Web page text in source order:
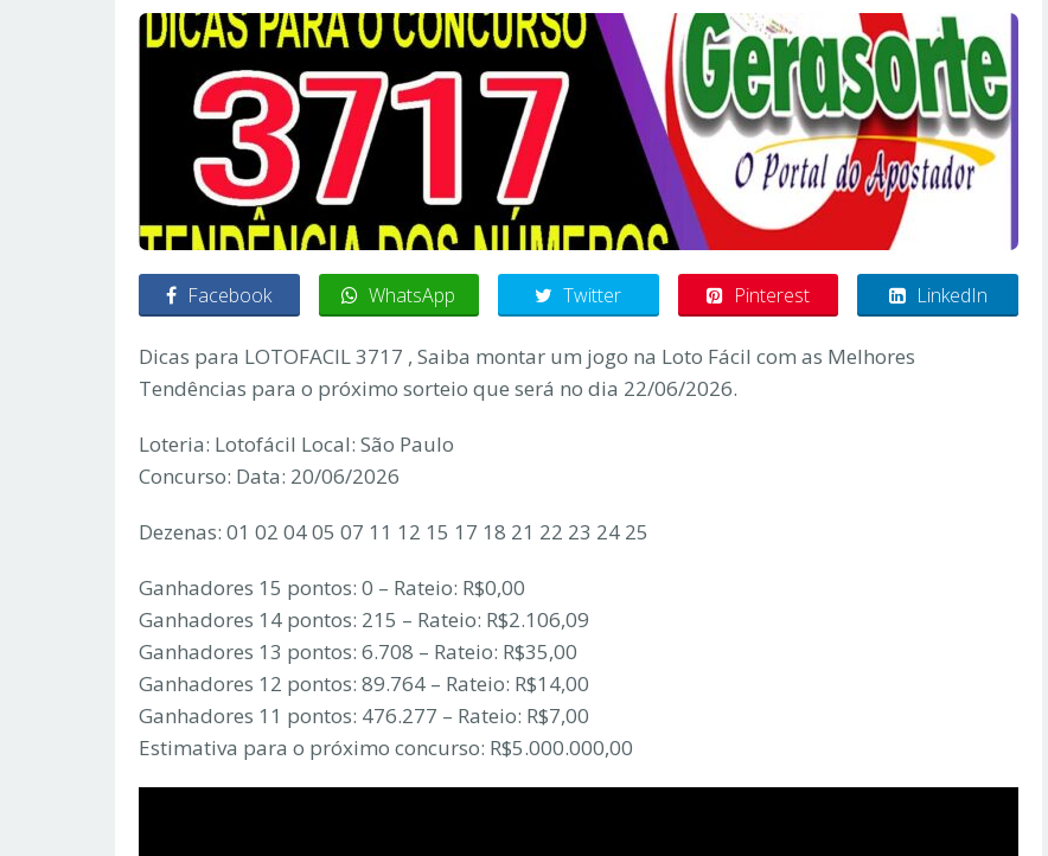
Facebook WhatsApp Twitter Pinterest LinkedIn
Dicas para LOTOFACIL 3717 , Saiba montar um jogo na Loto Fácil com as Melhores
Tendências para o próximo sorteio que será no dia 22/06/2026.
Loteria: Lotofácil Local: São Paulo
Concurso: Data: 20/06/2026
Dezenas: 01 02 04 05 07 11 12 15 17 18 21 22 23 24 25
Ganhadores 15 pontos: 0 – Rateio: R$0,00
Ganhadores 14 pontos: 215 – Rateio: R$2.106,09
Ganhadores 13 pontos: 6.708 – Rateio: R$35,00
Ganhadores 12 pontos: 89.764 – Rateio: R$14,00
Ganhadores 11 pontos: 476.277 – Rateio: R$7,00
Estimativa para o próximo concurso: R$5.000.000,00